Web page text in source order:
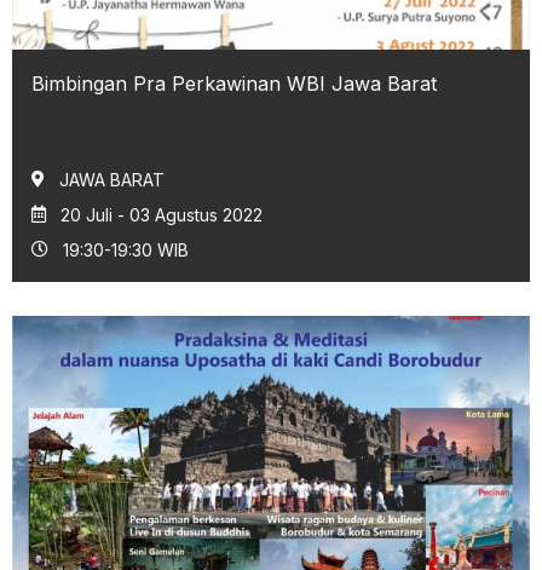
Bimbingan Pra Perkawinan WBI Jawa Barat
JAWA BARAT
20 Juli - 03 Agustus 2022
19:30-19:30 WIB